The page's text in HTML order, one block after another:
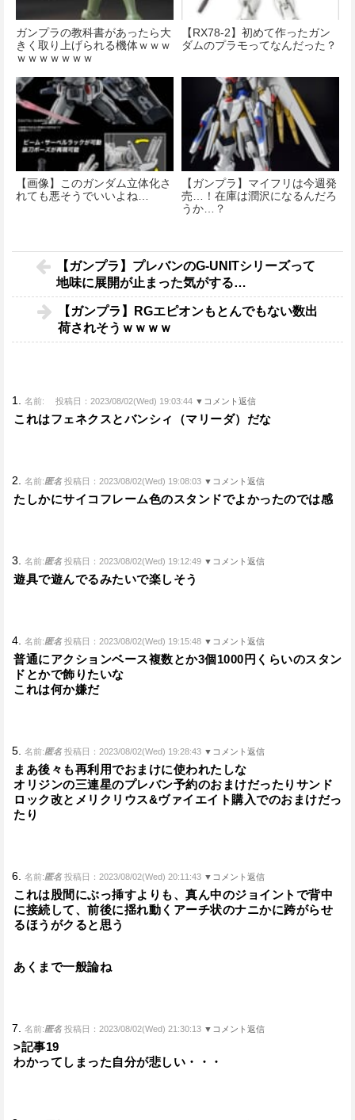
ガンプラの教科書があったら大
きく取り上げられる機体ｗｗｗ
ｗｗｗｗｗｗｗ
【RX78-2】初めて作ったガン
ダムのプラモってなんだった？
【画像】このガンダム立体化さ
れても悪そうでいいよね…
【ガンプラ】マイフリは今週発
売…！在庫は潤沢になるんだろ
うか…？
【ガンプラ】プレバンのG-UNITシリーズって
地味に展開が止まった気がする…
【ガンプラ】RGエピオンもとんでもない数出
荷されそうｗｗｗｗ
1. 名前: 投稿日：2023/08/02(Wed) 19:03:44 ▼コメント返信
これはフェネクスとバンシィ（マリーダ）だな
2. 名前:匿名 投稿日：2023/08/02(Wed) 19:08:03 ▼コメント返信
たしかにサイコフレーム色のスタンドでよかったのでは感
3. 名前:匿名 投稿日：2023/08/02(Wed) 19:12:49 ▼コメント返信
遊具で遊んでるみたいで楽しそう
4. 名前:匿名 投稿日：2023/08/02(Wed) 19:15:48 ▼コメント返信
普通にアクションベース複数とか3個1000円くらいのスタン
ドとかで飾りたいな
これは何か嫌だ
5. 名前:匿名 投稿日：2023/08/02(Wed) 19:28:43 ▼コメント返信
まあ後々も再利用でおまけに使われたしな
オリジンの三連星のプレバン予約のおまけだったりサンド
ロック改とメリクリウス&ヴァイエイト購入でのおまけだっ
たり
6. 名前:匿名 投稿日：2023/08/02(Wed) 20:11:43 ▼コメント返信
これは股間にぶっ挿すよりも、真ん中のジョイントで背中
に接続して、前後に揺れ動くアーチ状のナニかに跨がらせ
るほうがクると思う
あくまで一般論ね
7. 名前:匿名 投稿日：2023/08/02(Wed) 21:30:13 ▼コメント返信
>記事19
わかってしまった自分が悲しい・・・